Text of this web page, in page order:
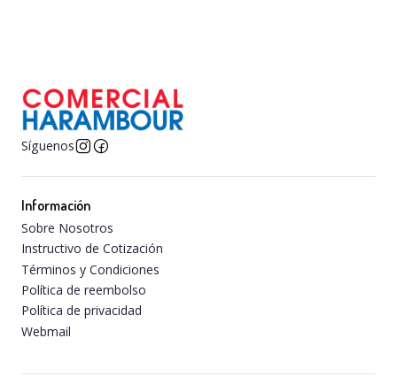
Síguenos
Información
Sobre Nosotros
Instructivo de Cotización
Términos y Condiciones
Política de reembolso
Política de privacidad
Webmail